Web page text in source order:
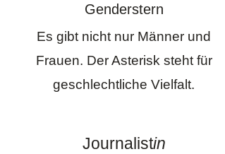
Genderstern
Es gibt nicht nur Männer und
Frauen. Der Asterisk steht für
geschlechtliche Vielfalt.
Journalistin